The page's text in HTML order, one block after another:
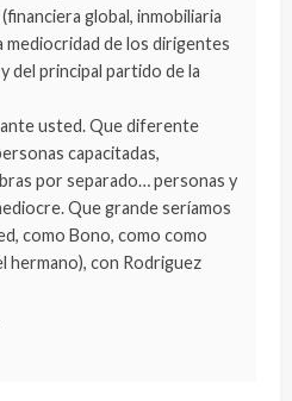
global, inmobiliaria
mediocridad de los dirigentes
del principal partido de la
usted. Que diferente
capacitadas,
por separado… personas y
Que grande seríamos
como Bono, como como
hermano), con Rodriguez